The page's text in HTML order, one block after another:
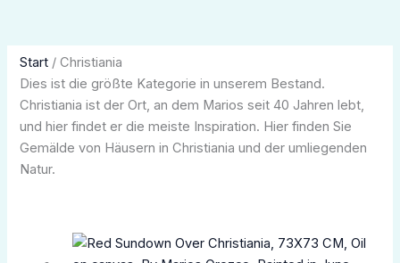
Start / Christiania
Dies ist die größte Kategorie in unserem Bestand.
Christiania ist der Ort, an dem Marios seit 40 Jahren lebt,
und hier findet er die meiste Inspiration. Hier finden Sie
Gemälde von Häusern in Christiania und der umliegenden
Natur.